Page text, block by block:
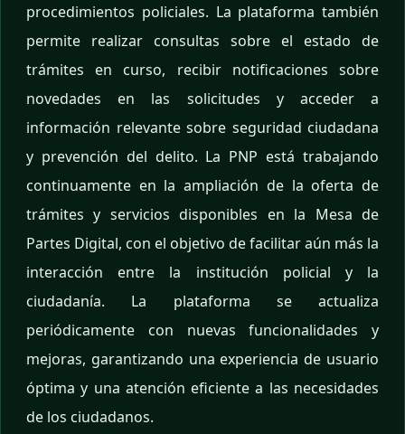
procedimientos policiales. La plataforma también
permite realizar consultas sobre el estado de
trámites en curso, recibir notificaciones sobre
novedades en las solicitudes y acceder a
información relevante sobre seguridad ciudadana
y prevención del delito. La PNP está trabajando
continuamente en la ampliación de la oferta de
trámites y servicios disponibles en la Mesa de
Partes Digital, con el objetivo de facilitar aún más la
interacción entre la institución policial y la
ciudadanía. La plataforma se actualiza
periódicamente con nuevas funcionalidades y
mejoras, garantizando una experiencia de usuario
óptima y una atención eficiente a las necesidades
de los ciudadanos.